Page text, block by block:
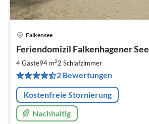
Falkensee
Feriendomizil Falkenhagener See
4 Gäste94 m22 Schlafzimmer
2 Bewertungen
Kostenfreie Stornierung
Nachhaltig